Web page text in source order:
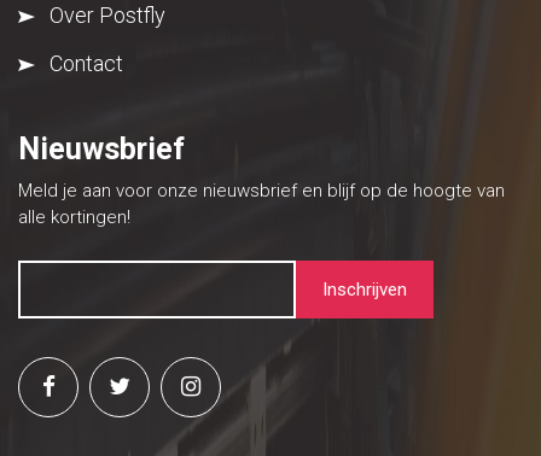
Over Postfly
Contact
Nieuwsbrief
Meld je aan voor onze nieuwsbrief en blijf op de hoogte van
alle kortingen!